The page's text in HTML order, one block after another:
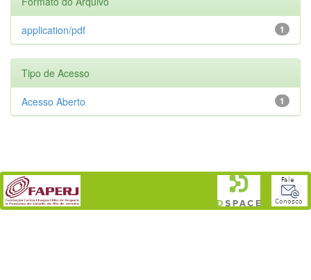
1
application/pdf
Tipo de Acesso
1
Acesso Aberto